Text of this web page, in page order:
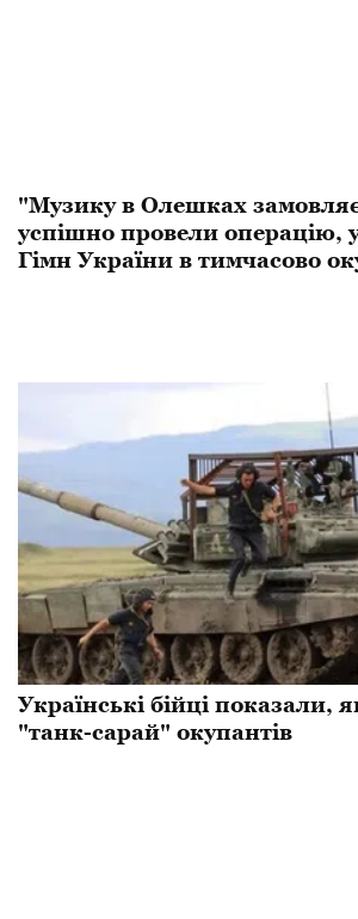
​"Музику в Олешках
успішно провели операцію,
Гімн України в тимчасово
Українські бійці показали,
"танк-сарай" окупантів